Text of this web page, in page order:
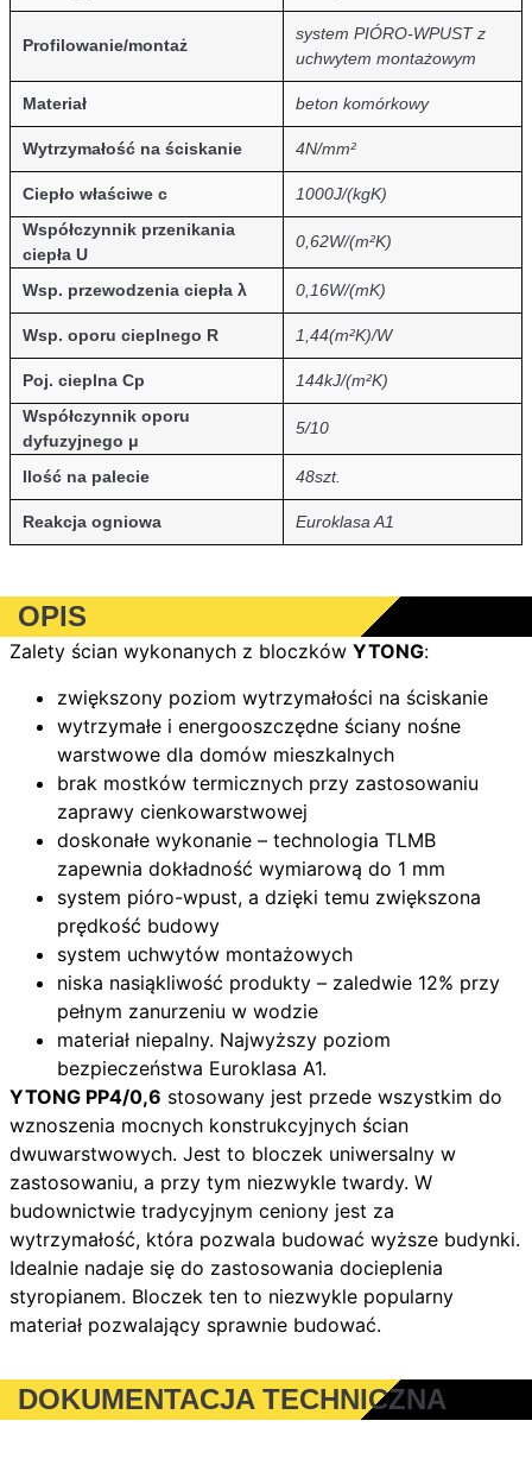
Profilowanie/montaż
system PIÓRO-WPUST z
uchwytem montażowym
Materiał beton komórkowy
Wytrzymałość na ściskanie 4N/mm²
Ciepło właściwe c
1000J/(kgK)
Współczynnik przenikania
ciepła U
0,62W/(m²K)
Wsp. przewodzenia ciepła λ 0,16W/(mK)
Wsp. oporu cieplnego R 1,44(m²K)/W
Poj. cieplna Cp
144kJ/(m²K)
Współczynnik oporu
dyfuzyjnego μ
5/10
Ilość na palecie 48szt.
Reakcja ogniowa Euroklasa A1
OPIS
Zalety ścian wykonanych z bloczków YTONG:
zwiększony poziom wytrzymałości na ściskanie
wytrzymałe i energooszczędne ściany nośne
warstwowe dla domów mieszkalnych
brak mostków termicznych przy zastosowaniu
zaprawy cienkowarstwowej
doskonałe wykonanie – technologia TLMB
zapewnia dokładność wymiarową do 1 mm
system pióro-wpust, a dzięki temu zwiększona
prędkość budowy
system uchwytów montażowych
niska nasiąkliwość produkty – zaledwie 12% przy
pełnym zanurzeniu w wodzie
materiał niepalny. Najwyższy poziom
bezpieczeństwa Euroklasa A1.
YTONG PP4/0,6 stosowany jest przede wszystkim do
wznoszenia mocnych konstrukcyjnych ścian
dwuwarstwowych. Jest to bloczek uniwersalny w
zastosowaniu, a przy tym niezwykle twardy. W
budownictwie tradycyjnym ceniony jest za
wytrzymałość, która pozwala budować wyższe budynki.
Idealnie nadaje się do zastosowania docieplenia
styropianem. Bloczek ten to niezwykle popularny
materiał pozwalający sprawnie budować.
DOKUMENTACJA TECHNICZNA